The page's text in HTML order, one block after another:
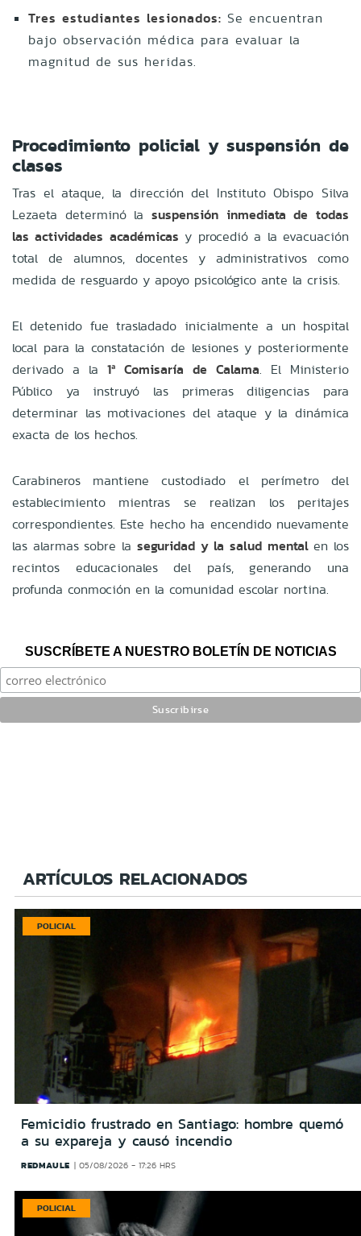
Tres estudiantes lesionados: Se encuentran
bajo observación médica para evaluar la
magnitud de sus heridas.
Procedimiento policial y suspensión de
clases
Tras el ataque, la dirección del Instituto Obispo Silva
Lezaeta determinó la suspensión inmediata de todas
las actividades académicas y procedió a la evacuación
total de alumnos, docentes y administrativos como
medida de resguardo y apoyo psicológico ante la crisis.
El detenido fue trasladado inicialmente a un hospital
local para la constatación de lesiones y posteriormente
derivado a la 1ª Comisaría de Calama. El Ministerio
Público ya instruyó las primeras diligencias para
determinar las motivaciones del ataque y la dinámica
exacta de los hechos.
Carabineros mantiene custodiado el perímetro del
establecimiento mientras se realizan los peritajes
correspondientes. Este hecho ha encendido nuevamente
las alarmas sobre la seguridad y la salud mentalen los
recintos educacionales del país, generando una
profunda conmoción en la comunidad escolar nortina.
SUSCRÍBETE A NUESTRO BOLETÍN DE NOTICIAS
ARTÍCULOS RELACIONADOS
POLICIAL
Femicidio frustrado en Santiago: hombre quemó
a su expareja y causó incendio
REDMAULE 05/08/2026 - 17:26 HRS
POLICIAL